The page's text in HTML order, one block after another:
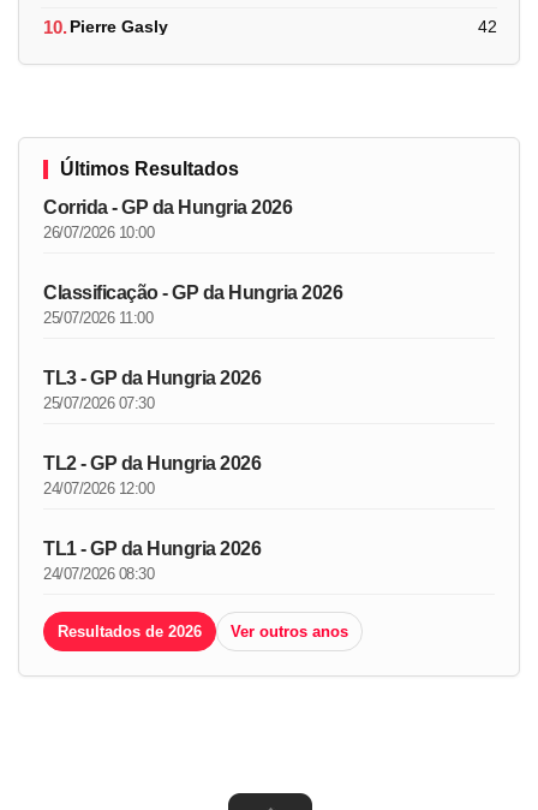
10.Pierre Gasly 42
Últimos Resultados
Corrida - GP da Hungria 2026
26/07/2026 10:00
Classificação - GP da Hungria 2026
25/07/2026 11:00
TL3 - GP da Hungria 2026
25/07/2026 07:30
TL2 - GP da Hungria 2026
24/07/2026 12:00
TL1 - GP da Hungria 2026
24/07/2026 08:30
Resultados de 2026 Ver outros anos